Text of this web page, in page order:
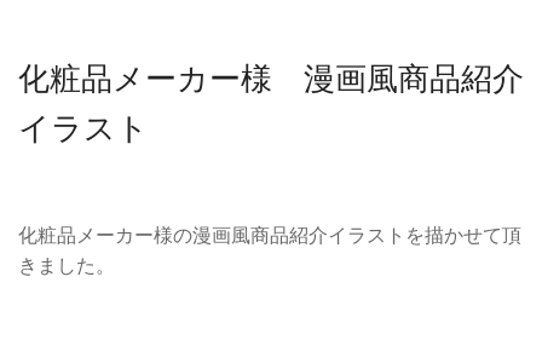
化粧品メーカー様 漫画風商品紹介
イラスト
化粧品メーカー様の漫画風商品紹介イラストを描かせて頂
きました。